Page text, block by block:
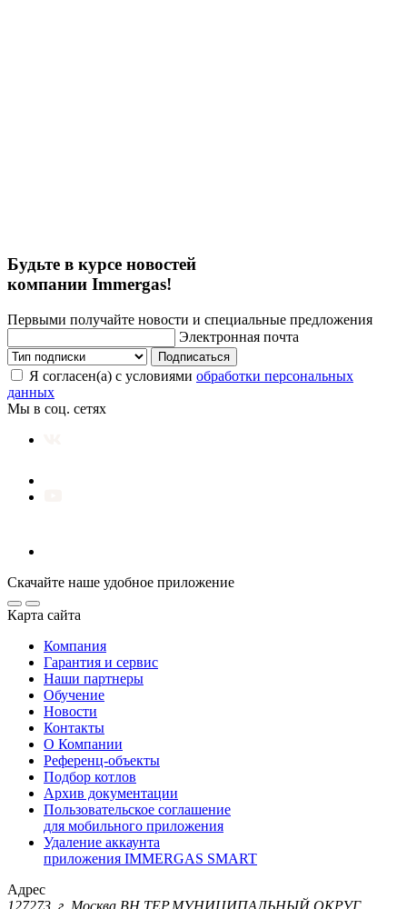
Будьте в курсе новостей
компании Immergas!
Первыми получайте новости и специальные предложения
Электронная почта
Подписаться
Я согласен(а) с условиями обработки персональных
данных
Мы в соц. сетях
Скачайте наше удобное приложение
Карта сайта
Компания
Гарантия и сервис
Наши партнеры
Обучение
Новости
Контакты
О Компании
Референц-объекты
Подбор котлов
Архив документации
Пользовательское соглашение
для мобильного приложения
Удаление аккаунта
приложения IMMERGAS SMART
Адрес
127273, г. Москва ВН.ТЕР.МУНИЦИПАЛЬНЫЙ ОКРУГ